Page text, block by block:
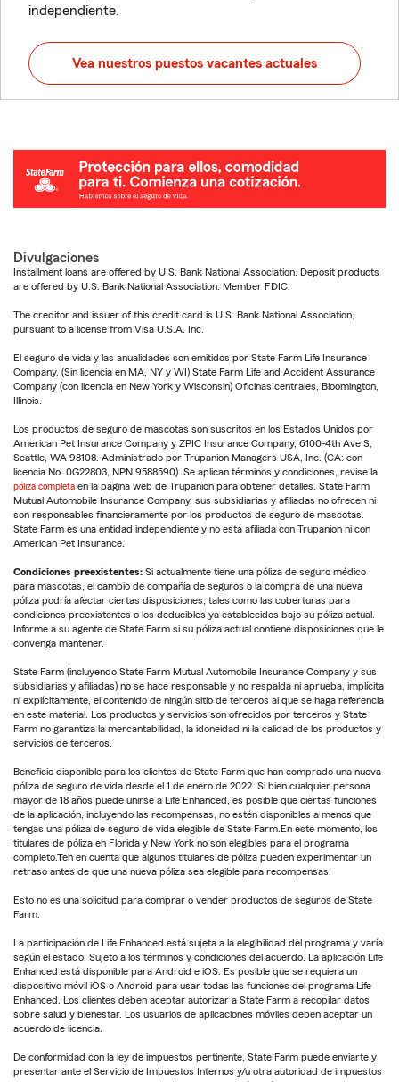
independiente.
Vea nuestros puestos vacantes actuales
Divulgaciones
Installment loans are offered by U.S. Bank National Association. Deposit products
are offered by U.S. Bank National Association. Member FDIC.
The creditor and issuer of this credit card is U.S. Bank National Association,
pursuant to a license from Visa U.S.A. Inc.
El seguro de vida y las anualidades son emitidos por State Farm Life Insurance
Company. (Sin licencia en MA, NY y WI) State Farm Life and Accident Assurance
Company (con licencia en New York y Wisconsin) Oficinas centrales, Bloomington,
Illinois.
Los productos de seguro de mascotas son suscritos en los Estados Unidos por
American Pet Insurance Company y ZPIC Insurance Company, 6100-4th Ave S,
Seattle, WA 98108. Administrado por Trupanion Managers USA, Inc. (CA: con
licencia No. 0G22803, NPN 9588590). Se aplican términos y condiciones, revise la
póliza completa en la página web de Trupanion para obtener detalles. State Farm
Mutual Automobile Insurance Company, sus subsidiarias y afiliadas no ofrecen ni
son responsables financieramente por los productos de seguro de mascotas.
State Farm es una entidad independiente y no está afiliada con Trupanion ni con
American Pet Insurance.
Condiciones preexistentes: Si actualmente tiene una póliza de seguro médico
para mascotas, el cambio de compañía de seguros o la compra de una nueva
póliza podría afectar ciertas disposiciones, tales como las coberturas para
condiciones preexistentes o los deducibles ya establecidos bajo su póliza actual.
Informe a su agente de State Farm si su póliza actual contiene disposiciones que le
convenga mantener.
State Farm (incluyendo State Farm Mutual Automobile Insurance Company y sus
subsidiarias y afiliadas) no se hace responsable y no respalda ni aprueba, implícita
ni explícitamente, el contenido de ningún sitio de terceros al que se haga referencia
en este material. Los productos y servicios son ofrecidos por terceros y State
Farm no garantiza la mercantabilidad, la idoneidad ni la calidad de los productos y
servicios de terceros.
Beneficio disponible para los clientes de State Farm que han comprado una nueva
póliza de seguro de vida desde el 1 de enero de 2022. Si bien cualquier persona
mayor de 18 años puede unirse a Life Enhanced, es posible que ciertas funciones
de la aplicación, incluyendo las recompensas, no estén disponibles a menos que
tengas una póliza de seguro de vida elegible de State Farm.En este momento, los
titulares de póliza en Florida y New York no son elegibles para el programa
completo.Ten en cuenta que algunos titulares de póliza pueden experimentar un
retraso antes de que una nueva póliza sea elegible para recompensas.
Esto no es una solicitud para comprar o vender productos de seguros de State
Farm.
La participación de Life Enhanced está sujeta a la elegibilidad del programa y varía
según el estado. Sujeto a los términos y condiciones del acuerdo. La aplicación Life
Enhanced está disponible para Android e iOS. Es posible que se requiera un
dispositivo móvil iOS o Android para usar todas las funciones del programa Life
Enhanced. Los clientes deben aceptar autorizar a State Farm a recopilar datos
sobre salud y bienestar. Los usuarios de aplicaciones móviles deben aceptar un
acuerdo de licencia.
De conformidad con la ley de impuestos pertinente, State Farm puede enviarte y
presentar ante el Servicio de Impuestos Internos y/u otra autoridad de impuestos